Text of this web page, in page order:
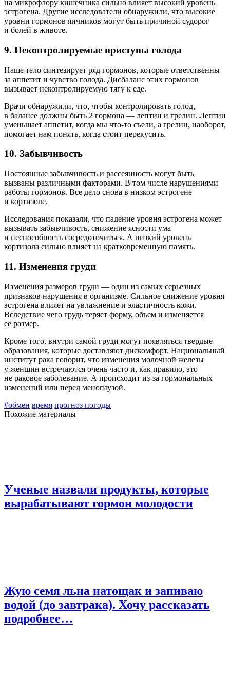
на микрофлору кишечника сильно влияет высокий уровень
эстрогена. Другие исследователи обнаружили, что высокие
уровни гормонов яичников могут быть причиной судорог
и болей в животе.
9. Неконтролируемые приступы голода
Наше тело синтезирует ряд гормонов, которые ответственны
за аппетит и чувство голода. Дисбаланс этих гормонов
вызывает неконтролируемую тягу к еде.
Врачи обнаружили, что, чтобы контролировать голод,
в балансе должны быть 2 гормона — лептин и грелин. Лептин
уменьшает аппетит, когда мы что-то съели, а грелин, наоборот,
помогает нам понять, когда стоит перекусить.
10. Забывчивость
Постоянные забывчивость и рассеянность могут быть
вызваны различными факторами. В том числе нарушениями
работы гормонов. Все дело снова в низком эстрогене
и кортизоле.
Исследования показали, что падение уровня эстрогена может
вызывать забывчивость, снижение ясности ума
и неспособность сосредоточиться. А низкий уровень
кортизола сильно влияет на кратковременную память.
11. Изменения груди
Изменения размеров груди — один из самых серьезных
признаков нарушения в организме. Сильное снижение уровня
эстрогена влияет на увлажнение и эластичность кожи.
Вследствие чего грудь теряет форму, объем и изменяется
ее размер.
Кроме того, внутри самой груди могут появляться твердые
образования, которые доставляют дискомфорт. Национальный
институт рака говорит, что изменения молочной железы
у женщин встречаются очень часто и, как правило, это
не раковое заболевание. А происходит из-за гормональных
изменений или перед менопаузой.
#обмен время прогноз погоды
Похожие материалы
Ученые назвали продукты, которые
вырабатывают гормон молодости
Жую семя льна натощак и запиваю
водой (до завтрака). Хочу рассказать
подробнее…